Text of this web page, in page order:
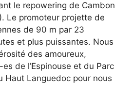
le repowering de Cambon
Le promoteur projette de
de 90 m par 23
et plus puissantes. Nous
des amoureux,
de l’Espinouse et du Parc
Haut Languedoc pour nous